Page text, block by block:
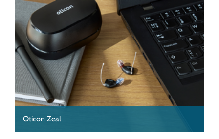
Oticon Zeal